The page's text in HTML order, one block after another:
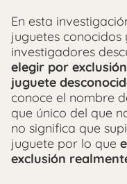
En esta
juguetes conocidos
investigadores
elegir por
juguete
conoce el nombre
que único del que
no significa que
juguete por lo que
exclusión